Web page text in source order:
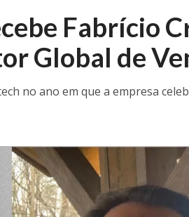
Fabrício
Global de
no ano em que a empresa